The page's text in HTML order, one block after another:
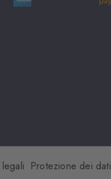
Protezione dei dati